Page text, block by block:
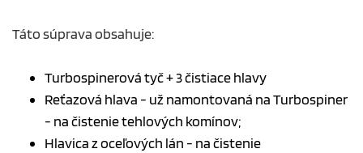
Táto súprava obsahuje:
Turbospinerová tyč + 3 čistiace hlavy
Reťazová hlava - už namontovaná na Turbospiner
- na čistenie tehlových komínov;
Hlavica z oceľových lán - na čistenie